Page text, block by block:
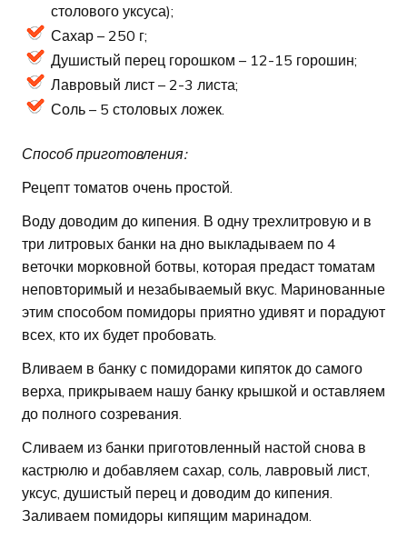
столового уксуса);
Сахар – 250 г;
Душистый перец горошком – 12-15 горошин;
Лавровый лист – 2-3 листа;
Соль – 5 столовых ложек.
Способ приготовления:
Рецепт томатов очень простой.
Воду доводим до кипения. В одну трехлитровую и в
три литровых банки на дно выкладываем по 4
веточки морковной ботвы, которая предаст томатам
неповторимый и незабываемый вкус. Маринованные
этим способом помидоры приятно удивят и порадуют
всех, кто их будет пробовать.
Вливаем в банку с помидорами кипяток до самого
верха, прикрываем нашу банку крышкой и оставляем
до полного созревания.
Сливаем из банки приготовленный настой снова в
кастрюлю и добавляем сахар, соль, лавровый лист,
уксус, душистый перец и доводим до кипения.
Заливаем помидоры кипящим маринадом.